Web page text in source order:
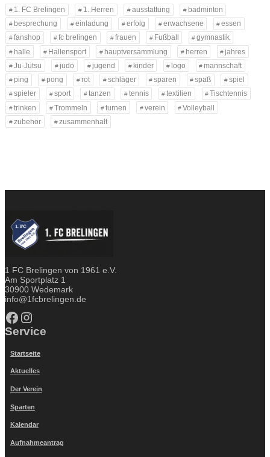
1. FC Brelingen 1. Herren ausstattung
badminton
besprechung
einladung erfolg erwachsene
essen
fanshop
fc brelingen frauen Fußball
gymnastik
halle
Hallensport hauptversammlung herren
jahres
Ju-Jutsu
judo jugend kinder logo
mannschaft
ping
pong rot schläger sparen spaß
spiel
spieler
sport tanzen tennis textilien
Tischtennis
trinken
Trommeln turnen verein
Volleyball
zubehör
zusammenhalt
1 FC Brelingen von 1961 e.V.
Am Sportplatz 1
30900 Wedemark
info@1fcbrelingen.de
Facebook Instagram
Service
Startseite
Aktuelles
Der Verein
Sparten
Kalendar
Aufnahmeantrag